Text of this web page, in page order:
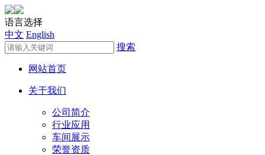
语言选择
中文 English
搜索
网站首页
关于我们
公司简介
行业应用
车间展示
荣誉资质